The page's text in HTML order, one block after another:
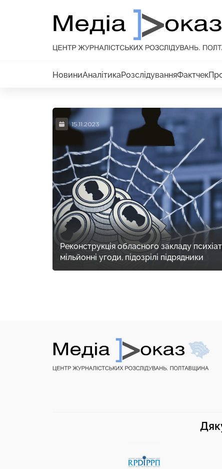
НовиниАналітикаРозслідуванняФактчек
15.11.2023
Реконструкція обласного закладу
мільйонні угоди, підозрілі підрядники